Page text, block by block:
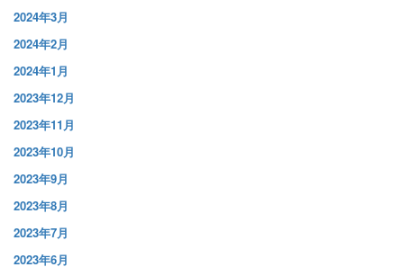
2024年3月
2024年2月
2024年1月
2023年12月
2023年11月
2023年10月
2023年9月
2023年8月
2023年7月
2023年6月